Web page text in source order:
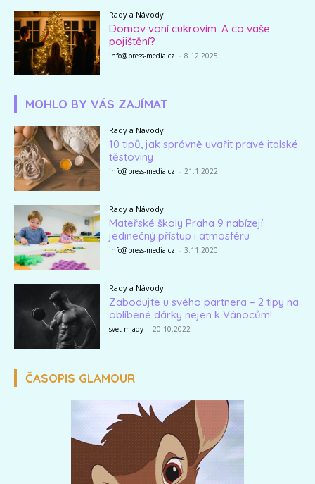
Rady a Návody
Domov voní cukrovím. A co vaše
pojištění?
info@press-media.cz - 8.12.2025
MOHLO BY VÁS ZAJÍMAT
Rady a Návody
10 tipů, jak správně uvařit pravé italské
těstoviny
info@press-media.cz - 21.1.2022
Rady a Návody
Mateřské školy Praha 9 nabízejí
jedinečný přístup i atmosféru
info@press-media.cz - 3.11.2020
Rady a Návody
Zabodujte u svého partnera – 2 tipy na
oblíbené dárky nejen k Vánocům!
svet mlady - 20.10.2022
ČASOPIS GLAMOUR